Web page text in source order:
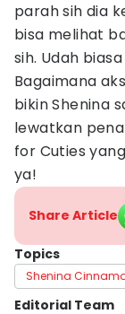
parah sih dia
bisa melihat
sih. Udah
Bagaimana
bikin Shenina
lewatkan
for Cuties
ya!
Share Article
Topics
Shenina
Editorial Team